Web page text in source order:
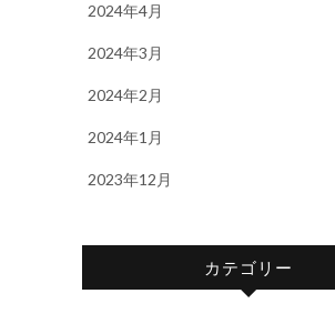
2024年4月
2024年3月
2024年2月
2024年1月
2023年12月
カテゴリー